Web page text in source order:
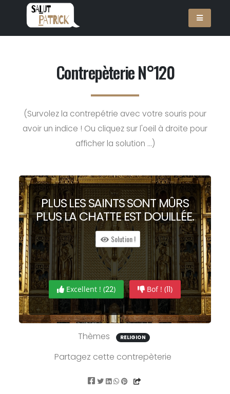
Contrepèterie N°120
(Survolez la contrepétrie avec votre souris pour
avoir un indice ! Ou cliquez sur l'oeil à droite pour
afficher la solution ...)
PLUS LES SAINTS SONTMÛRS
PLUS LA CHATTE ESTDOUILLÉE.
Solution !
Excellent ! (22) Bof ! (11)
Thèmes RELIGION
Partagez cette contrepèterie